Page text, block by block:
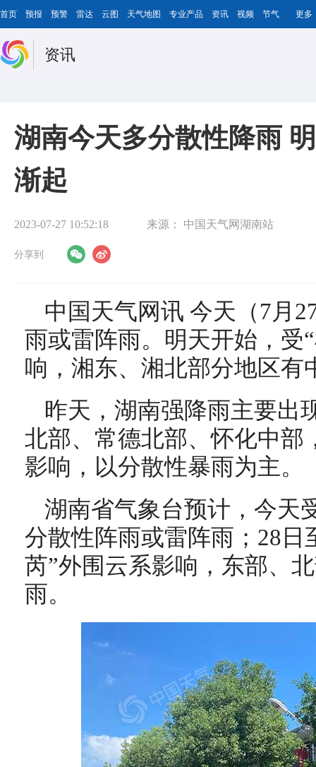
首页 预报 预警 雷达 云图 天气地图 专业产品 资讯 视频 节气 更多
资讯
湖南今天多分散性降雨
渐起
2023-07-27 10:52:18 来源： 中国天气网湖南站
分享到
中国天气网讯 今天（7月
雨或雷阵雨。 明天开始 ， 受
响 ， 湘东、湘北部分地区有
昨天，湖南强降雨主要出
北部、常德北部、怀化中部
影响 ， 以分散性暴雨为主。
湖南省气象台预计 ，今天
分散性阵雨或雷阵雨 ； 28日
芮”外围云系影响 ， 东部、
雨。